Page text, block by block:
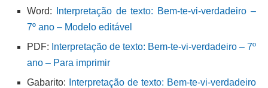
Word:
Interpretação de texto: Bem-te-vi-verdadeiro –
7º ano – Modelo editável
PDF: Interpretação de texto: Bem-te-vi-verdadeiro – 7º
ano – Para imprimir
Gabarito:
Interpretação de texto: Bem-te-vi-verdadeiro